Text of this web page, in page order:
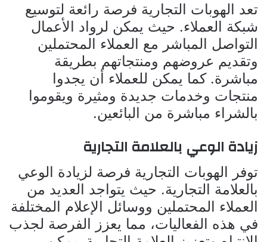
تعد الهوبات التجارية فرصة رائعة لتوسيع
شبكة العملاء. حيث يمكن لرواد الأعمال
التواصل المباشر مع العملاء المحتملين
وتقديم عروضهم ومنتجاتهم بطريقة
مباشرة. كما يمكن للعملاء أن يجدوا
منتجات وخدمات جديدة ومثيرة ويقوموا
بالشراء مباشرة من البائعين.
زيادة الوعي بالعلامة التجارية
توفر الهوبات التجارية فرصة لزيادة الوعي
بالعلامة التجارية. حيث يتواجد العديد من
العملاء المحتملين ووسائل الإعلام المختلفة
في هذه الفعاليات، مما يعزز الفرصة لجذب